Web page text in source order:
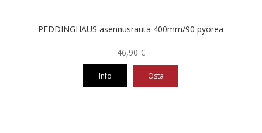
PEDDINGHAUS asennusrauta 400mm/90 pyöreä
46,90 €
Info Osta